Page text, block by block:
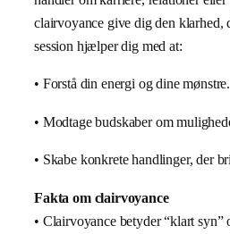
clairvoyance give dig den klarhed,
session hjælper dig med at:
• Forstå din energi og dine mønstre.
• Modtage budskaber om
• Skabe konkrete handlinger, der
Fakta om clairvoyance
• Clairvoyance betyder “klart syn”